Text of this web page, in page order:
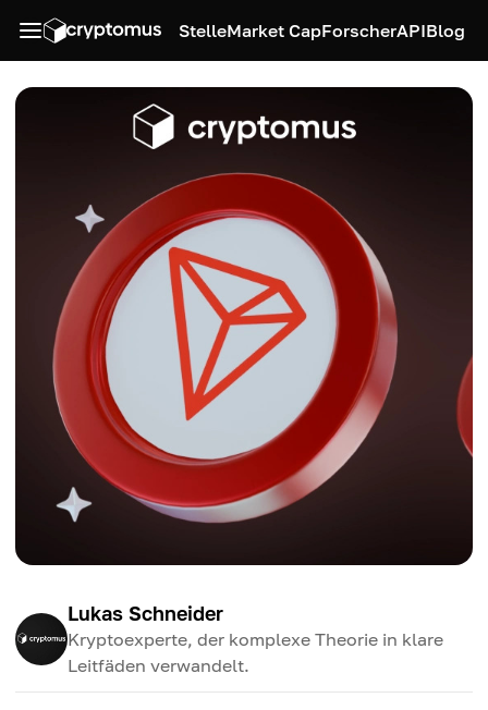
StelleMarket CapForscherAPIBlog
Lukas Schneider
Kryptoexperte, der komplexe Theorie in klare
Leitfäden verwandelt.